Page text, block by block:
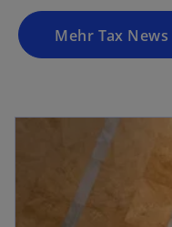
Mehr Tax News